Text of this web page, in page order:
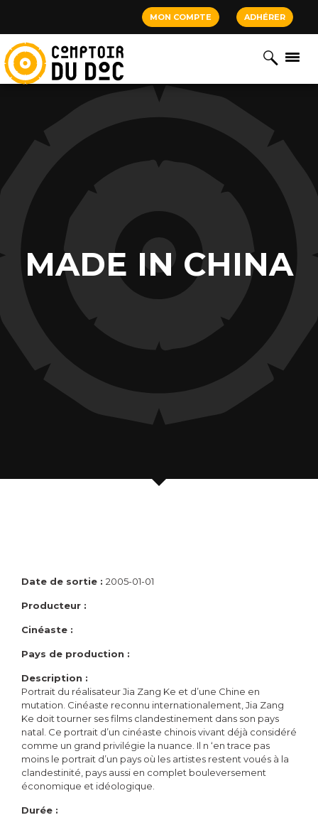
MON COMPTE ADHÉRER
MADE IN CHINA
Date de sortie : 2005-01-01
Producteur :
Cinéaste :
Pays de production :
Description :
Portrait du réalisateur Jia Zang Ke et d’une Chine en
mutation. Cinéaste reconnu internationalement, Jia Zang
Ke doit tourner ses films clandestinement dans son pays
natal. Ce portrait d’un cinéaste chinois vivant déjà considéré
comme un grand privilégie la nuance. Il n ‘en trace pas
moins le portrait d’un pays où les artistes restent voués à la
clandestinité, pays aussi en complet bouleversement
économique et idéologique.
Durée :
Cookies management panel